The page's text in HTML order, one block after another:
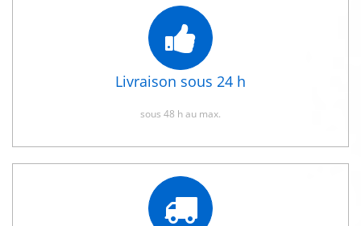
Livraison sous 24 h
sous 48 h au max.